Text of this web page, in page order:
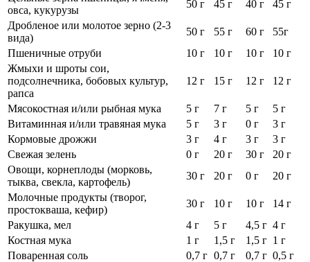
овса, кукурузы
50 г 45 г 40 г
45 г
Дробленое или молотое зерно (2-3
вида)
50 г 55 г 60 г
55г
Пшеничные отруби
10 г 10 г 10 г
10 г
Жмыхи и шроты сои,
подсолнечника, бобовых культур,
рапса
12 г 15 г 12 г 12 г
Мясокостная и/или рыбная мука 5 г 7 г 5 г
5 г
Витаминная и/или травяная мука
5 г 3 г 0 г
3 г
Кормовые дрожжи
3 г 4 г 3 г
3 г
Свежая зелень
0 г 20 г 30 г
20 г
Овощи, корнеплоды (морковь,
тыква, свекла, картофель)
30 г 20 г 0 г
20 г
Молочные продукты (творог,
простокваша, кефир)
30 г 10 г 10 г
14 г
Ракушка, мел
4 г 5 г 4,5 г 4 г
Костная мука
1 г 1,5 г 1,5 г 1 г
Поваренная соль
0,7 г 0,7 г 0,7 г 0,5 г